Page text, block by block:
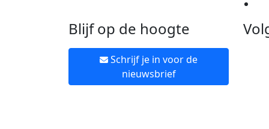
Blijf op de hoogte
Schrijf je in voor de
nieuwsbrief